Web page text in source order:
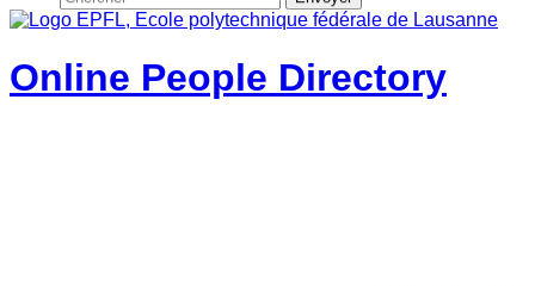
Online People Directory